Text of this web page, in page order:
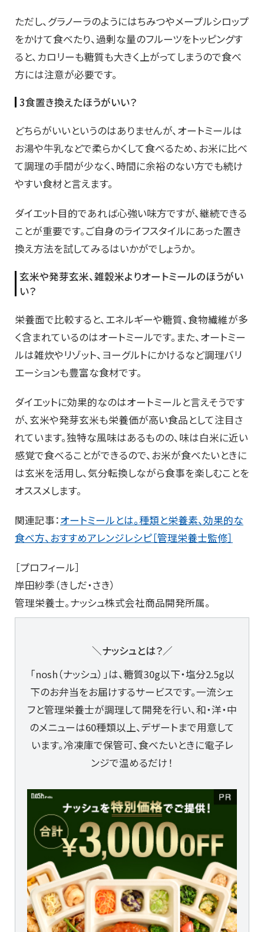
ただし、グラノーラのようにはちみつやメープルシロップ
をかけて食べたり、過剰な量のフルーツをトッピングす
ると、カロリーも糖質も大きく上がってしまうので食べ
方には注意が必要です。
3食置き換えたほうがいい？
どちらがいいというのはありませんが、オートミールは
お湯や牛乳などで柔らかくして食べるため、お米に比べ
て調理の手間が少なく、時間に余裕のない方でも続け
やすい食材と言えます。
ダイエット目的であれば心強い味方ですが、継続できる
ことが重要です。ご自身のライフスタイルにあった置き
換え方法を試してみるはいかがでしょうか。
玄米や発芽玄米、雑穀米よりオートミールのほうがい
い？
栄養面で比較すると、エネルギーや糖質、食物繊維が多
く含まれているのはオートミールです。また、オートミー
ルは雑炊やリゾット、ヨーグルトにかけるなど調理バリ
エーションも豊富な食材です。
ダイエットに効果的なのはオートミールと言えそうです
が、玄米や発芽玄米も栄養価が高い食品として注目さ
れています。独特な風味はあるものの、味は白米に近い
感覚で食べることができるので、お米が食べたいときに
は玄米を活用し、気分転換しながら食事を楽しむことを
オススメします。
関連記事：オートミールとは。種類と栄養素、効果的な
食べ方、おすすめアレンジレシピ［管理栄養士監修］
［プロフィール］
岸田紗季（きしだ・さき）
管理栄養士。ナッシュ株式会社商品開発所属。
＼ナッシュとは？／
「nosh（ナッシュ）」は、糖質30g以下・塩分2.5g以
下のお弁当をお届けするサービスです。一流シェ
フと管理栄養士が調理して開発を行い、和・洋・中
のメニューは60種類以上、デザートまで用意して
います。冷凍庫で保管可、食べたいときに電子レ
ンジで温めるだけ！